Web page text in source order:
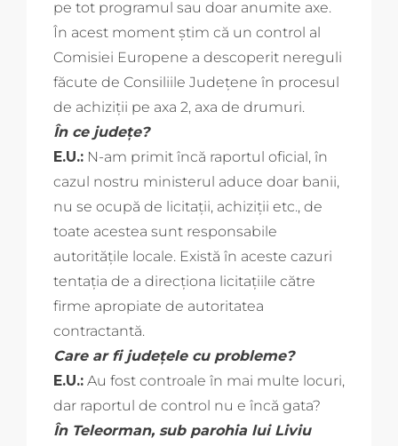
pe tot programul sau doar anumite axe.
În acest moment ştim că un control al
Comisiei Europene a descoperit nereguli
făcute de Consiliile Judeţene în procesul
de achiziţii pe axa 2, axa de drumuri.
În ce judeţe?
E.U.: N-am primit încă raportul oficial, în
cazul nostru ministerul aduce doar banii,
nu se ocupă de licitaţii, achiziţii etc., de
toate acestea sunt responsabile
autorităţile locale. Există în aceste cazuri
tentaţia de a direcţiona licitaţiile către
firme apropiate de autoritatea
contractantă.
Care ar fi judeţele cu probleme?
E.U.: Au fost controale în mai multe locuri,
dar raportul de control nu e încă gata?
În Teleorman, sub parohia lui Liviu